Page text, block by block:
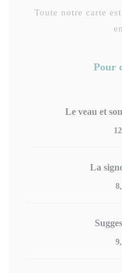
Toute notre carte
Pour
Le veau et
La